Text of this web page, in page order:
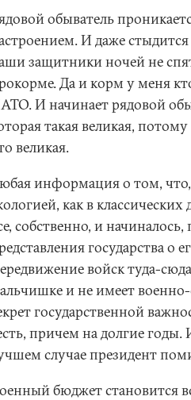
обыватель
И даже
защитники ночей не
Да и корм у меня
И начинает рядовой
такая великая,
великая.
информация о том, что,
как в
собственно, и
государства о
войск туда-
и не имеет
государственной
причем на долгие годы.
случае президент
бюджет становится